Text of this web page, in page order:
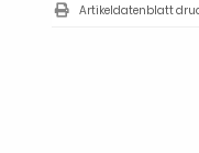
Artikeldatenblatt